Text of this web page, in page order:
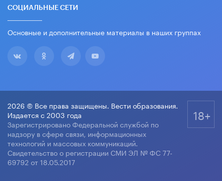
СОЦИАЛЬНЫЕ СЕТИ
Основные и дополнительные материалы в наших группах
2026 © Все права защищены. Вести образования.
Издается с 2003 года
Зарегистрировано Федеральной службой по
надзору в сфере связи, информационных
технологий и массовых коммуникаций.
Свидетельство о регистрации СМИ ЭЛ № ФС 77-
69792 от 18.05.2017
18+